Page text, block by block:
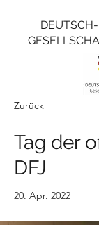
Zurück
Tag der
DFJ
20. Apr. 2022